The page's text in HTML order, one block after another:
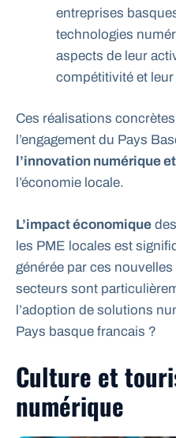
entreprises
technologies
aspects de leur
compétitivité et leur
Ces réalisations
l’engagement du Pays
l’innovation numérique
l’économie locale.
L’impact économique
les PME locales est
générée par ces
secteurs sont
l’adoption de solutions
Pays basque francais ?
Culture et
numérique